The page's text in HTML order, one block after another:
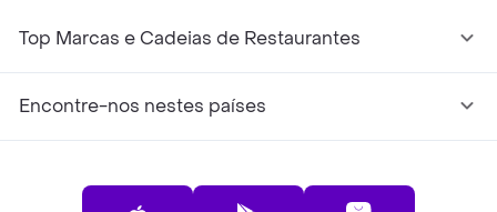
Top Marcas e Cadeias de Restaurantes
Encontre-nos nestes países